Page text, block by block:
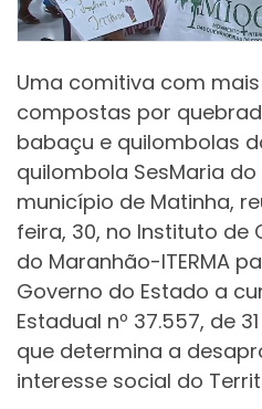
Uma comitiva com
compostas por
babaçu e quilombolas
quilombola SesMaria
município de Matinha,
feira, 30, no Instituto de
do Maranhão-ITERMA
Governo do Estado a
Estadual nº 37.557, de
que determina a
interesse social do